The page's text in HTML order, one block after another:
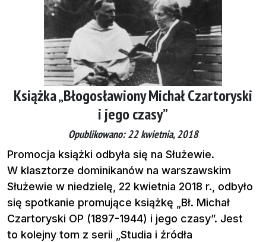
Książka „Błogosławiony Michał Czartoryski
i jego czasy”
Opublikowano: 22 kwietnia, 2018
Promocja książki odbyła się na Służewie.
W klasztorze dominikanów na warszawskim
Służewie w niedzielę, 22 kwietnia 2018 r., odbyło
się spotkanie promujące książkę „Bł. Michał
Czartoryski OP (1897-1944) i jego czasy”. Jest
to kolejny tom z serii „Studia i źródła